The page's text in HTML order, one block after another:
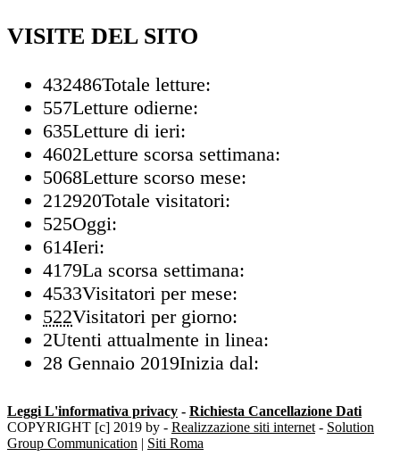
VISITE DEL SITO
432486Totale letture:
557Letture odierne:
635Letture di ieri:
4602Letture scorsa settimana:
5068Letture scorso mese:
212920Totale visitatori:
525Oggi:
614Ieri:
4179La scorsa settimana:
4533Visitatori per mese:
522Visitatori per giorno:
2Utenti attualmente in linea:
28 Gennaio 2019Inizia dal:
Leggi L'informativa privacy - Richiesta Cancellazione Dati
COPYRIGHT [c] 2019 by - Realizzazione siti internet - Solution
Group Communication | Siti Roma